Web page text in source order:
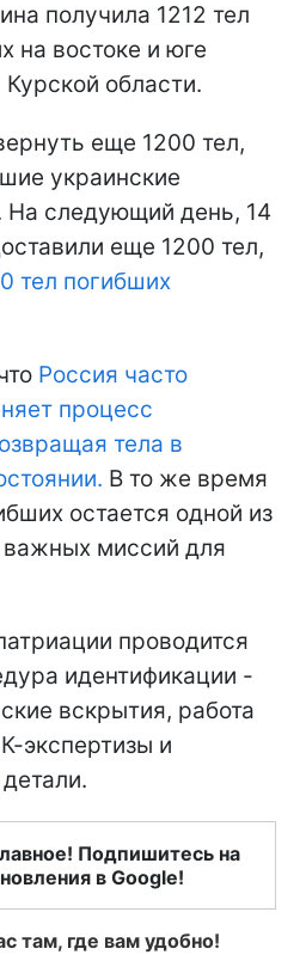
получила 1212 тел
на востоке и юге
области.
еще 1200 тел,
украинские
следующий день, 14
еще 1200 тел,
тел погибших
Россия часто
процесс
тела в
В то же время
остается одной из
миссий для
проводится
идентификации -
вскрытия, работа
экспертизы и
Подпишитесь на
в Google!
там, где вам удобно!